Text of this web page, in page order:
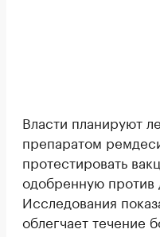
Власти планируют
препаратом
протестировать
одобренную
Исследования
облегчает течение